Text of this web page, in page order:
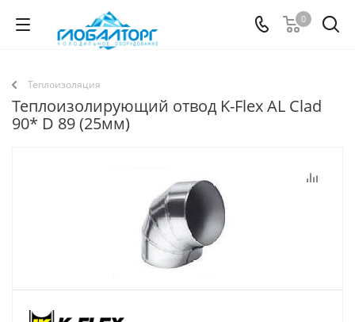
0
Теплоизоляция
Теплоизолирующий отвод K-Flex AL Clad
90* D 89 (25мм)